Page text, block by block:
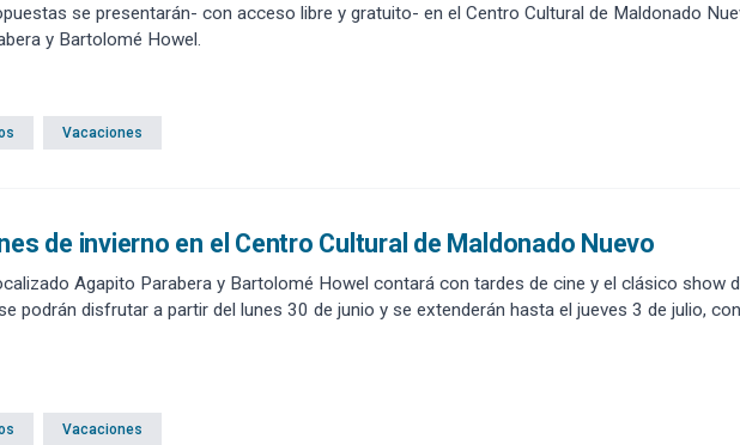
se presentarán- con acceso libre y gratuito- en el Centro Cultural de Maldonado
y Bartolomé Howel.
Vacaciones
de invierno en el Centro Cultural de Maldonado Nuevo
Agapito Parabera y Bartolomé Howel contará con tardes de cine y el clásico show
podrán disfrutar a partir del lunes 30 de junio y se extenderán hasta el jueves 3 de julio,
Vacaciones